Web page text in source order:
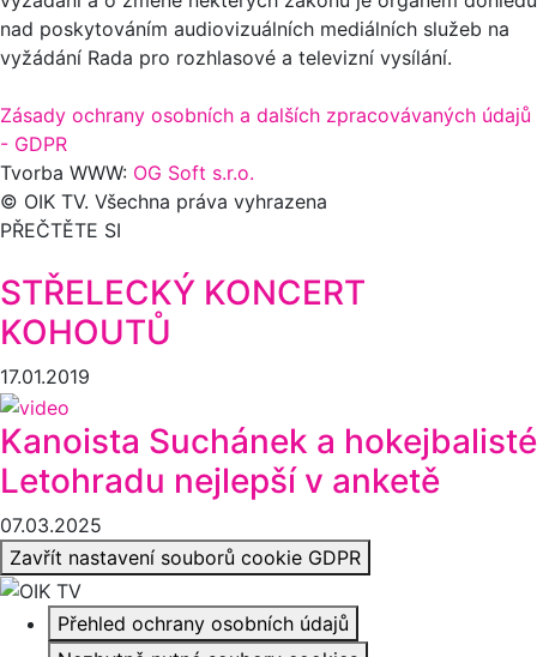
nad poskytováním audiovizuálních mediálních služeb na
vyžádání Rada pro rozhlasové a televizní vysílání.
Zásady ochrany osobních a dalších zpracovávaných údajů
- GDPR
Tvorba WWW: OG Soft s.r.o.
© OIK TV. Všechna práva vyhrazena
PŘEČTĚTE SI
STŘELECKÝ KONCERT
KOHOUTŮ
17.01.2019
Kanoista Suchánek a hokejbalisté
Letohradu nejlepší v anketě
07.03.2025
Zavřít nastavení souborů cookie GDPR
Přehled ochrany osobních údajů